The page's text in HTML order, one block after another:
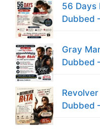
56 Days
Dubbed
Gray
Dubbed
Dubbed